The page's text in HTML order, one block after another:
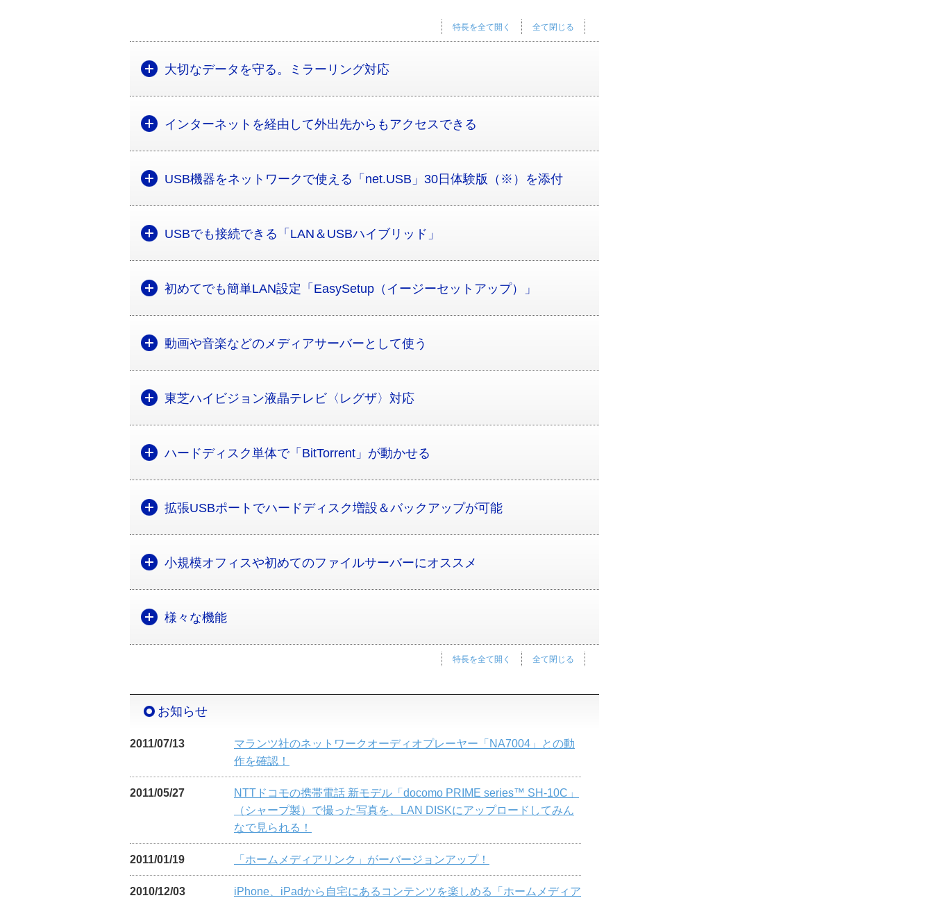
全て閉じる
特長を全て開く
大切なデータを守る。ミラーリング対応
インターネットを経由して外出先からもアクセスできる
USB機器をネットワークで使える「net.USB」30日体験版（※）を添付
USBでも接続できる「LAN＆USBハイブリッド」
初めてでも簡単LAN設定「EasySetup（イージーセットアップ）」
動画や音楽などのメディアサーバーとして使う
東芝ハイビジョン液晶テレビ〈レグザ〉対応
ハードディスク単体で「BitTorrent」が動かせる
拡張USBポートでハードディスク増設＆バックアップが可能
小規模オフィスや初めてのファイルサーバーにオススメ
様々な機能
全て閉じる
特長を全て開く
お知らせ
2011/07/13
マランツ社のネットワークオーディオプレーヤー「NA7004」との動
作を確認！
2011/05/27
NTTドコモの携帯電話 新モデル「docomo PRIME series™ SH-10C」
（シャープ製）で撮った写真を、LAN DISKにアップロードしてみん
なで見られる！
2011/01/19 「ホームメディアリンク」がーバージョンアップ！
2010/12/03
iPhone、iPadから自宅にあるコンテンツを楽しめる「ホームメディア